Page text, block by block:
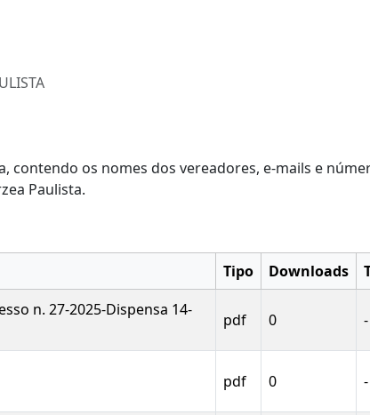
contendo os nomes dos vereadores, e-mails e
Paulista.
Tipo Downloads
n. 27-2025-Dispensa 14-
pdf 0 -
pdf 0 -